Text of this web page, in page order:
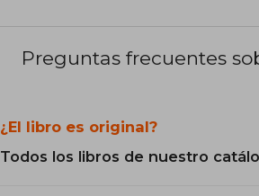
Preguntas frecuentes
¿El libro es original?
Todos los libros de nuestro